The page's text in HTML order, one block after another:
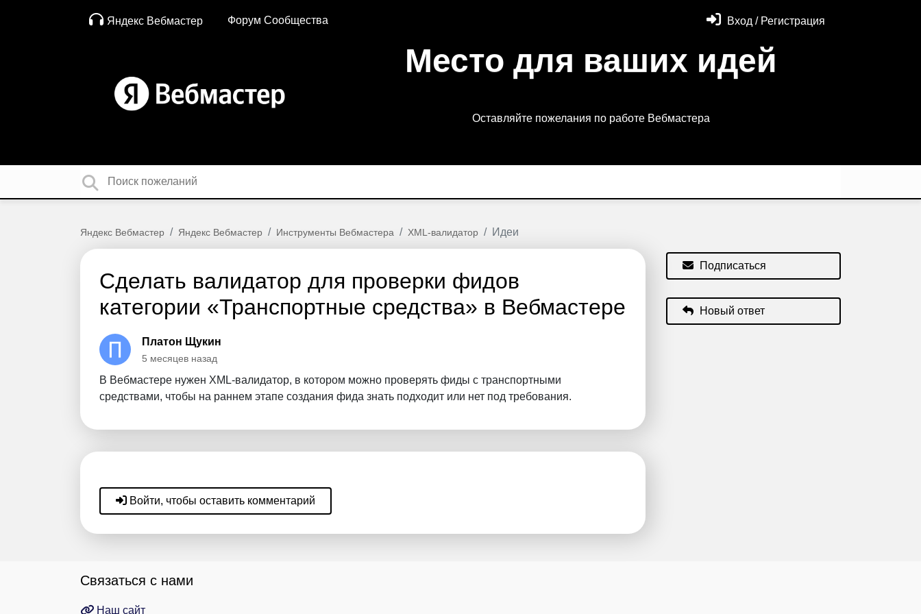
Яндекс Вебмастер Форум Сообщества Вход / Регистрация
Место для ваших идей
Оставляйте пожелания по работе Вебмастера
Яндекс Вебмастер Яндекс Вебмастер Инструменты Вебмастера XML-валидатор Идеи
Сделать валидатор для проверки фидов
категории «Транспортные средства» в Вебмастере
Платон Щукин
5 месяцев назад
В Вебмастере нужен XML-валидатор, в котором можно проверять фиды с транспортными
средствами, чтобы на раннем этапе создания фида знать подходит или нет под требования.
Подписаться
Новый ответ
Войти, чтобы оставить комментарий
Связаться с нами
Наш сайт